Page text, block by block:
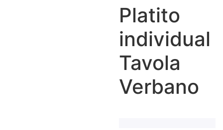
Platito
individual
Tavola
Verbano